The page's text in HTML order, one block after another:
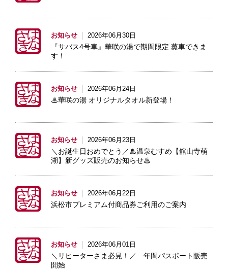
お知らせ 2026年06月30日
『サバス4号車』華咲の湯で期間限定 蒸車できま
す！
お知らせ 2026年06月24日
♨華咲の湯 オリジナルタオル新登場！
お知らせ 2026年06月23日
＼お誕生日おめでとう／♨温泉むすめ【舘山寺萌
湖】新グッズ販売のお知らせ♨
お知らせ 2026年06月22日
浜松市プレミアム付商品券ご利用のご案内
お知らせ 2026年06月01日
＼リピーターさま必見！／ 年間パスポート販売
開始